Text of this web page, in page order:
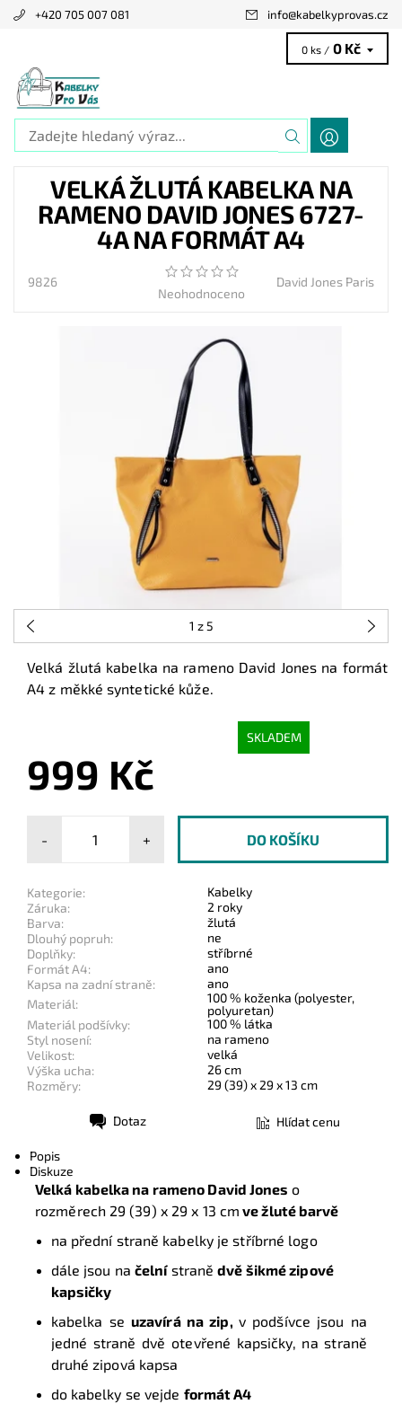
+420 705 007 081 info@kabelkyprovas.cz
0 ks / 0 Kč
VELKÁ ŽLUTÁ KABELKA NA
RAMENO DAVID JONES 6727-
4A NA FORMÁT A4
9826
Neohodnoceno
David Jones Paris
1 z 5
Velká žlutá kabelka na rameno David Jones na formát
A4 z měkké syntetické kůže.
SKLADEM
999 Kč
- +
Kategorie:
Kabelky
Záruka:
2 roky
Barva:
žlutá
Dlouhý popruh:
ne
Doplňky:
stříbrné
Formát A4:
ano
Kapsa na zadní straně:
ano
Materiál:
100 % koženka (polyester,
polyuretan)
Materiál podšívky:
100 % látka
Styl nosení:
na rameno
Velikost:
velká
Výška ucha:
26 cm
Rozměry:
29 (39) x 29 x 13 cm
Dotaz Hlídat cenu
Popis
Diskuze
Velká kabelka na rameno David Jones o
rozměrech 29 (39) x 29 x 13 cm ve žluté barvě
na přední straně kabelky je stříbrné logo
dále jsou na čelnístranědvě šikmé zipové
kapsičky
kabelka se uzavírá na zip, v podšívce jsou na
jedné straně dvě otevřené kapsičky, na straně
druhé zipová kapsa
do kabelky se vejde formát A4